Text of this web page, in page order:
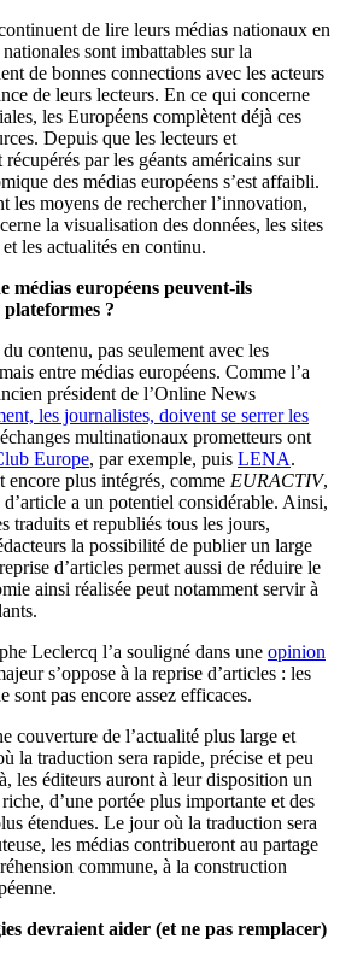
de lire leurs médias nationaux en
sont imbattables sur la
de bonnes connections avec les acteurs
de leurs lecteurs. En ce qui concerne
les Européens complètent déjà ces
Depuis que les lecteurs et
par les géants américains sur
des médias européens s’est affaibli.
les moyens de rechercher l’innovation,
la visualisation des données, les sites
les actualités en continu.
médias européens peuvent-ils
?
contenu, pas seulement avec les
entre médias européens. Comme l’a
président de l’Online News
les journalistes, doivent se serrer les
multinationaux prometteurs ont
Europe, par exemple, puis LENA.
encore plus intégrés, comme EURACTIV,
a un potentiel considérable. Ainsi,
traduits et republiés tous les jours,
la possibilité de publier un large
d’articles permet aussi de réduire le
ainsi réalisée peut notamment servir à
Leclercq l’a souligné dans une opinion
s’oppose à la reprise d’articles : les
sont pas encore assez efficaces.
couverture de l’actualité plus large et
la traduction sera rapide, précise et peu
les éditeurs auront à leur disposition un
d’une portée plus importante et des
étendues. Le jour où la traduction sera
les médias contribueront au partage
commune, à la construction
devraient aider (et ne pas remplacer)